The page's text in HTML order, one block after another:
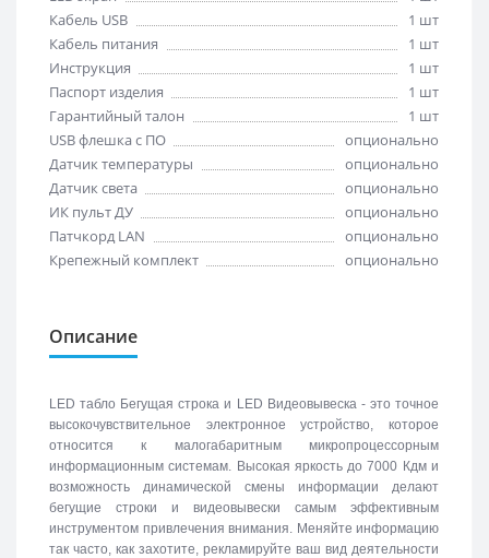
Кабель USB
1 шт
Кабель питания
1 шт
Инструкция
1 шт
Паспорт изделия
1 шт
Гарантийный талон
1 шт
USB флешка с ПО
опционально
Датчик температуры
опционально
Датчик света
опционально
ИК пульт ДУ
опционально
Патчкорд LAN
опционально
Крепежный комплект
опционально
Описание
LED табло Бегущая строка и LED Видеовывеска - это точное
высокочувствительное электронное устройство, которое
относится к малогабаритным микропроцессорным
информационным системам. Высокая яркость до 7000 Кдм и
возможность динамической смены информации делают
бегущие строки и видеовывески самым эффективным
инструментом привлечения внимания. Меняйте информацию
так часто, как захотите, рекламируйте ваш вид деятельности